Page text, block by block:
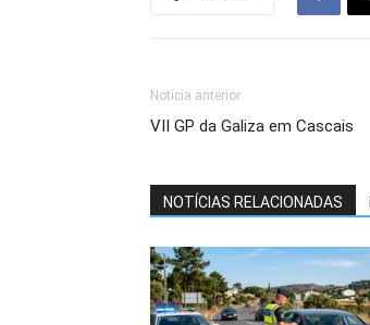
Notícia anterior
VII GP da Galiza em Cascais
NOTÍCIAS RELACIONADAS